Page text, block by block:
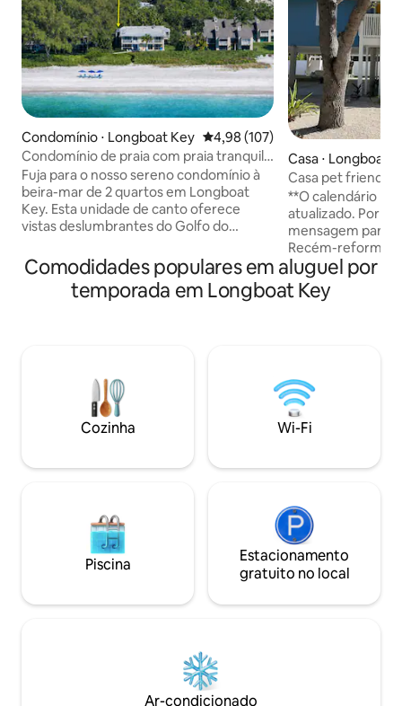
Condomínio ⋅ Longboat Key 4,98 de uma avaliação média de
4,98 (107)
Condomínio de praia com praia tranquila
e privativa
Fuja para o nosso sereno condomínio à
beira-mar de 2 quartos em Longboat
Key. Esta unidade de canto oferece
vistas deslumbrantes do Golfo do
de acesso direto à praia, piscina
aquecida e pátio privativo perfeito para
o pôr do sol. Localizado no tranquilo
cafés locais a partir do seu retiro
tranquilo. Uma acomodação que os
hóspedes adoram, consistentemente
classificada entre as 5% melhores
Casa ⋅ Longboat
Casa pet friendly
garantido à praia!
**O calendário
atualizado. Por favor, envie-me uma
mensagem para
Recém-reformado 3/2.
localização,
ande de bicicleta
melhores
ar livre no seu melhor. Os
também podem
ao Cedar 's
tênis, pickle ball,
Comodidades populares em aluguel por
temporada em Longboat Key
Cozinha Wi-Fi
Piscina
Estacionamento
gratuito no local
Ar-condicionado